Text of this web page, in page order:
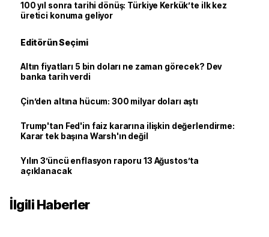
100 yıl sonra tarihi dönüş: Türkiye Kerkük’te ilk kez
üretici konuma geliyor
Editörün Seçimi
Altın fiyatları 5 bin doları ne zaman görecek? Dev
banka tarih verdi
Çin’den altına hücum: 300 milyar doları aştı
Trump'tan Fed'in faiz kararına ilişkin değerlendirme:
Karar tek başına Warsh'ın değil
Yılın 3’üncü enflasyon raporu 13 Ağustos’ta
açıklanacak
İlgili Haberler